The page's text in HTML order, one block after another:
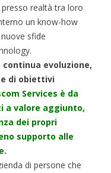
realtà tra loro
un know-how
sfide
evoluzione,
di obiettivi
Services è da
a valore aggiunto,
dei propri
supporto alle
di persone che